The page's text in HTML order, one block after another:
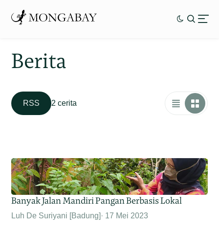
Berita
RSS 2 cerita
Banyak Jalan Mandiri Pangan Berbasis Lokal
Luh De Suriyani [Badung] 17 Mei 2023